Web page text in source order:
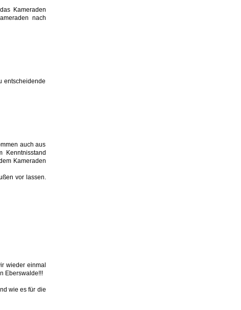
Kameraden
nach
entscheidende
auch aus
Kenntnisstand
Kameraden
vor lassen.
wieder einmal
Eberswalde!!!
wie es für die